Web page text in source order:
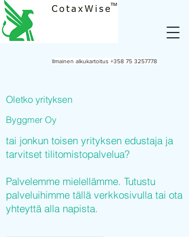
Ilmainen alkukartoitus +358 75 3257778
Oletko yrityksen
Byggmer Oy
tai jonkun toisen yrityksen edustaja ja
tarvitset tilitomistopalvelua?
Palvelemme mielellämme. Tutustu
palveluihimme tällä verkkosivulla tai ota
yhteyttä alla napista.